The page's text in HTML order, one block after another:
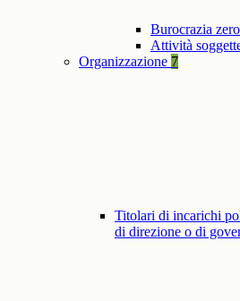
Burocrazia zero
Attività
Organizzazione 7
Titolari di incarichi
di direzione o di